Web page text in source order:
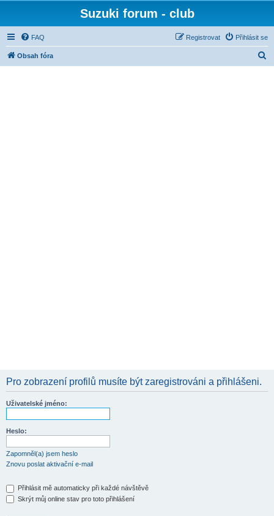
Suzuki forum - club
FAQ Přihlásit se
Registrovat
Obsah fóra
Pro zobrazení profilů musíte být zaregistrováni a přihlášeni.
Uživatelské jméno:
Heslo:
Zapomněl(a) jsem heslo
Znovu poslat aktivační e-mail
Přihlásit mě automaticky při každé návštěvě
Skrýt můj online stav pro toto přihlášení